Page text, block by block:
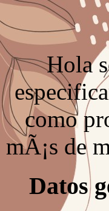
Hola
como
mÃ¡s de
Datos